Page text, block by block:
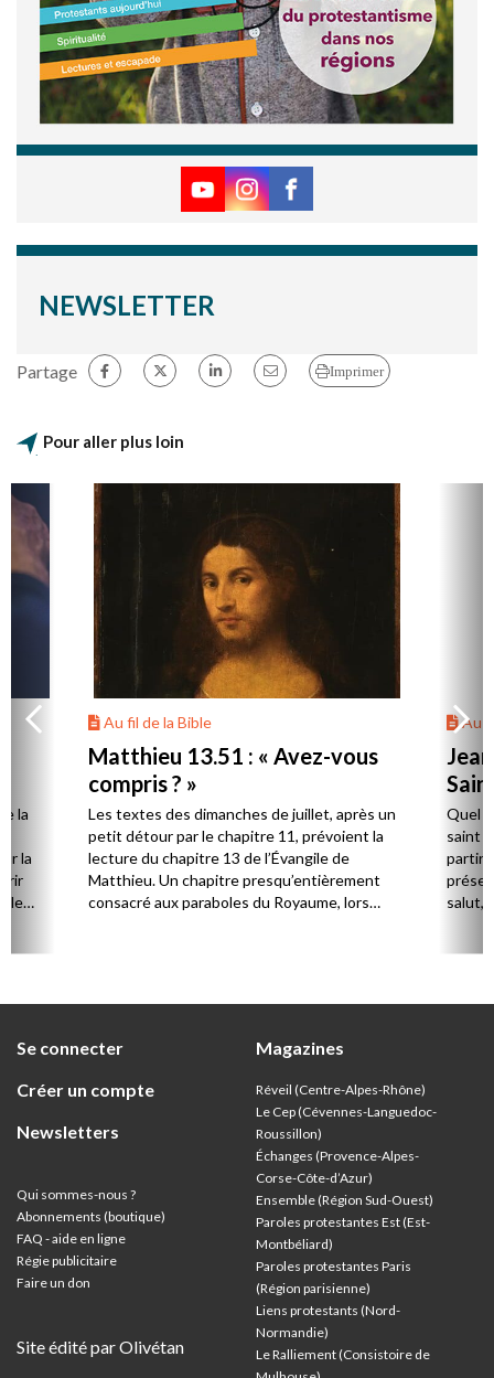
NEWSLETTER
Partage Imprimer
Pour aller plus loin
la
la
le
Au fil de la Bible
Matthieu 13.51 : « Avez-vous
compris ? »
Les textes des dimanches de juillet, après un
petit détour par le chapitre 11, prévoient la
lecture du chapitre 13 de l’Évangile de
Matthieu. Un chapitre presqu’entièrement
consacré aux paraboles du Royaume, lors
Au
Quel
saint
partir
salut,
Se connecter
Créer un compte
Newsletters
Qui sommes-nous ?
Abonnements (boutique)
FAQ - aide en ligne
Régie publicitaire
Faire un don
Site édité par Olivétan
Magazines
Réveil (Centre-Alpes-Rhône)
Le Cep (Cévennes-Languedoc-
Roussillon)
Échanges (Provence-Alpes-
Corse-Côte-d’Azur)
Ensemble (Région Sud-Ouest)
Paroles protestantes Est (Est-
Montbéliard)
Paroles protestantes Paris
(Région parisienne)
Liens protestants (Nord-
Normandie)
Le Ralliement (Consistoire de